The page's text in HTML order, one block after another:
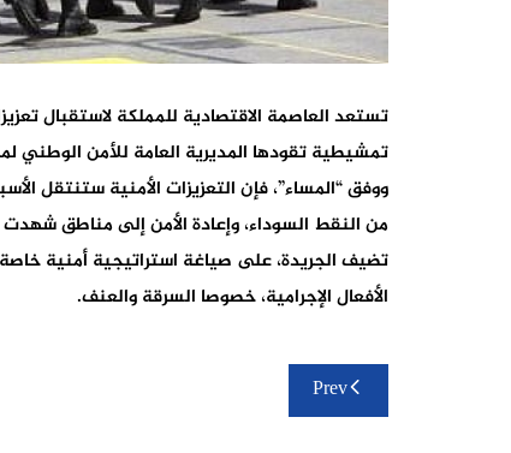
تستعد العاصمة الاقتصادية للمملكة لاستقبال
تمشيطية تقودها المديرية العامة للأمن الوطني
ووفق “المساء”، فإن التعزيزات الأمنية ستنتقل
من النقط السوداء، وإعادة الأمن إلى مناطق شهدت
تضيف الجريدة، على صياغة استراتيجية أمنية
الأفعال الإجرامية، خصوصا السرقة والعنف.
تصفّح
المقالات
Prev